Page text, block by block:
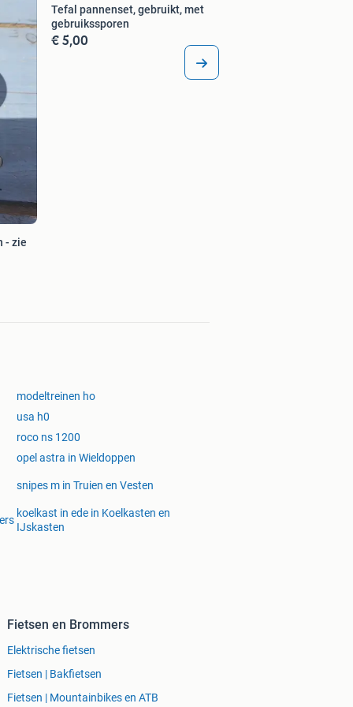
- zie
Tefal pannenset, gebruikt, met
gebruikssporen
€ 5,00
modeltreinen ho
usa h0
roco ns 1200
opel astra in Wieldoppen
snipes m in Truien en Vesten
koelkast in ede in Koelkasten en
IJskasten
Fietsen en Brommers
Elektrische fietsen
Fietsen | Bakfietsen
Fietsen | Mountainbikes en ATB